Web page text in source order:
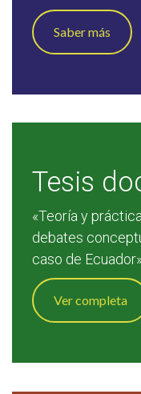
Saber más
Tesis
«Teoría y
debates
caso de
Ver completa